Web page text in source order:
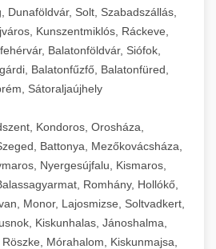
Dunaföldvár, Solt, Szabadszállás,
Kunszentmiklós, Ráckeve,
Balatonföldvár, Siófok,
Balatonfűzfő, Balatonfüred,
Sátoraljaújhely
Kondoros, Orosháza,
Battonya, Mezőkovácsháza,
Nyergesújfalu, Kismaros,
Romhány, Hollókő,
Monor, Lajosmizse, Soltvadkert,
Kiskunhalas, Jánoshalma,
Mórahalom, Kiskunmajsa,